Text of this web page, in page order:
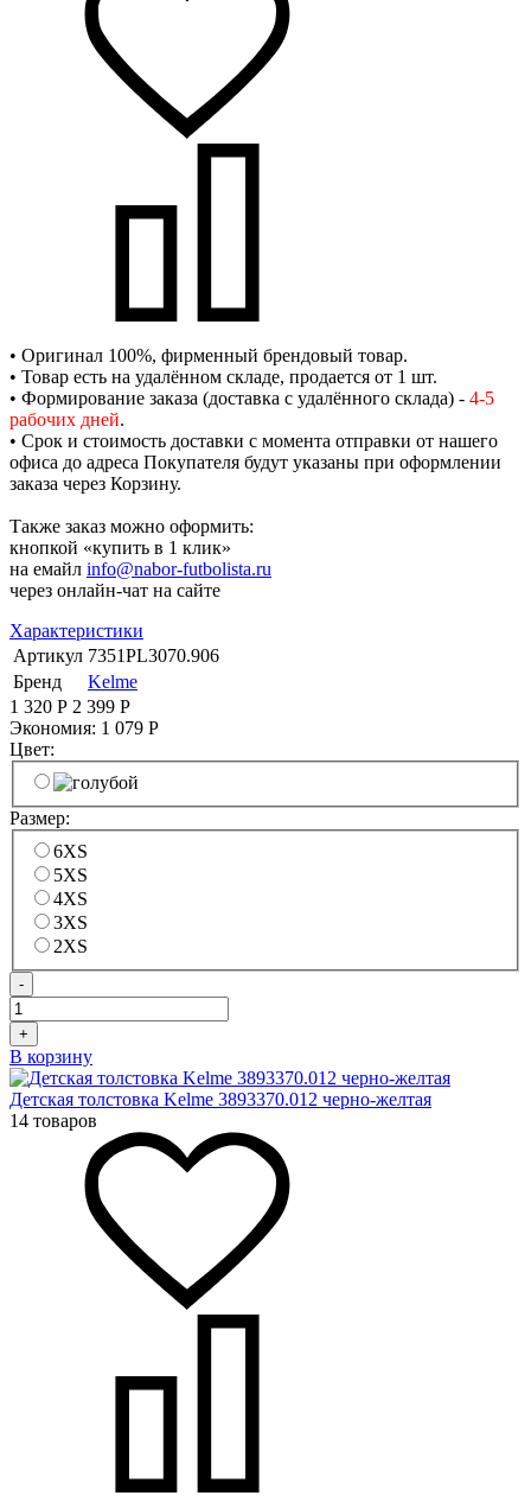
• Оригинал 100%, фирменный брендовый товар.
• Товар есть на удалённом складе, продается от 1 шт.
• Формирование заказа (доставка с удалённого склада) - 4-5
рабочих дней.
• Срок и стоимость доставки с момента отправки от нашего
офиса до адреса Покупателя будут указаны при оформлении
заказа через Корзину.
Также заказ можно оформить:
кнопкой «купить в 1 клик»
на емайл info@nabor-futbolista.ru
через онлайн-чат на сайте
Характеристики
Артикул 7351PL3070.906
Бренд
Kelme
1 320 Р 2 399 Р
Экономия: 1 079 Р
Цвет:
Размер:
6XS
5XS
4XS
3XS
2XS
-
+
В корзину
Детская толстовка Kelme 3893370.012 черно-желтая
14 товаров